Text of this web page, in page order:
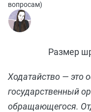
вопросам)
Размер
Ходатайство — это
государственный
обращающегося.